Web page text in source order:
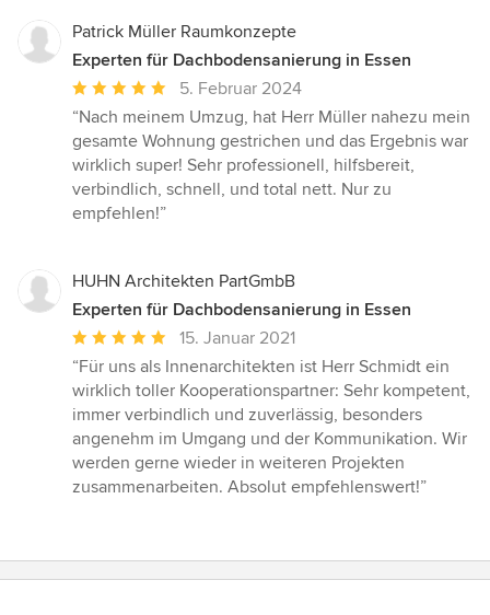
Patrick Müller Raumkonzepte
Experten für Dachbodensanierung in Essen
Durchschnittliche
Bewertung:
5
von
5
Sternen
5. Februar 2024
“Nach meinem Umzug, hat Herr Müller nahezu mein
gesamte Wohnung gestrichen und das Ergebnis war
wirklich super! Sehr professionell, hilfsbereit,
verbindlich, schnell, und total nett. Nur zu
empfehlen!”
HUHN Architekten PartGmbB
Experten für Dachbodensanierung in Essen
Durchschnittliche
Bewertung:
5
von
5
Sternen
15. Januar 2021
“Für uns als Innenarchitekten ist Herr Schmidt ein
wirklich toller Kooperationspartner: Sehr kompetent,
immer verbindlich und zuverlässig, besonders
angenehm im Umgang und der Kommunikation. Wir
werden gerne wieder in weiteren Projekten
zusammenarbeiten. Absolut empfehlenswert!”